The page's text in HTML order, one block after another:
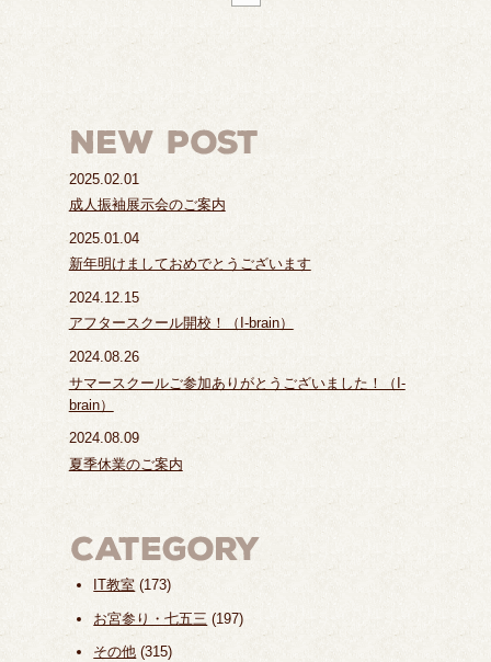
2025.02.01
成人振袖展示会のご案内
2025.01.04
新年明けましておめでとうございます
2024.12.15
アフタースクール開校！（I-brain）
2024.08.26
サマースクールご参加ありがとうございました！（I-
brain）
2024.08.09
夏季休業のご案内
IT教室 (173)
お宮参り・七五三 (197)
その他 (315)